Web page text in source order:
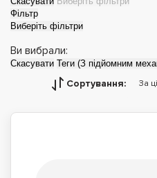
Фільтр
Виберіть фільтри
Ви вибрали:
Скасувати Теги (З підйомним
Сортування: За